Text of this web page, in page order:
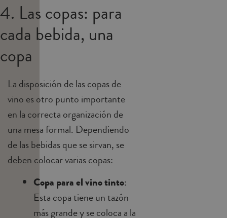
4. Las copas: para
cada bebida, una
copa
La disposición de las copas de
vino es otro punto importante
en la correcta organización de
una mesa formal. Dependiendo
de las bebidas que se sirvan, se
deben colocar varias copas:
Copa para el vino tinto:
Esta copa tiene un tazón
más grande y se coloca a la